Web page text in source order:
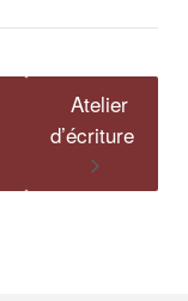
Atelier
d’écriture